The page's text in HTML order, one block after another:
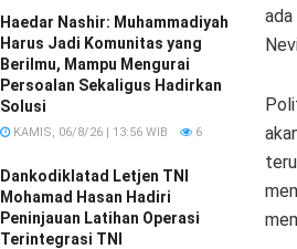
Haedar Nashir: Muhammadiyah
Harus Jadi Komunitas yang
Berilmu, Mampu Mengurai
Persoalan Sekaligus Hadirkan
Solusi
KAMIS, 06/8/26 | 13:56 WIB 6
Dankodiklatad Letjen TNI
Mohamad Hasan Hadiri
Peninjauan Latihan Operasi
Terintegrasi TNI
ada